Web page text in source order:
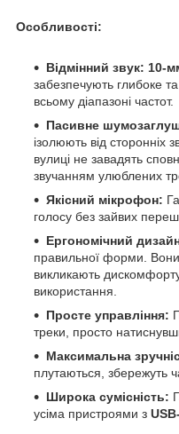
Особливості:
Відмінний звук: 10-
забезпечують глибоке
всьому діапазоні частот.
Пасивне
ізолюють від сторонніх
вулиці не завадять
звучанням улюблених
Якісний мікрофон:
голосу без зайвих
Ергономічний
правильної форми. Вони
викликають
використання.
Просте управління:
треки, просто
Максимальна
плутаються, збережуть
Широка сумісність:
усіма пристроями з